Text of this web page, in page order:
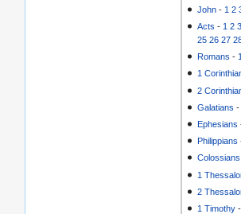
John - 1 2
Acts - 1 2
25 26 27
Romans -
1
2
Galatians
Ephesians
Philippians
Colossians
1
2
1 Timothy